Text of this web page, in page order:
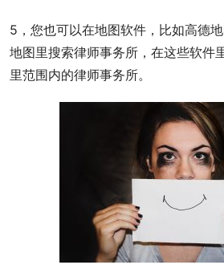
5，您也可以在地图软件，比如高德
地图里搜索律师事务所，在这些软件
里范围内的律师事务所。